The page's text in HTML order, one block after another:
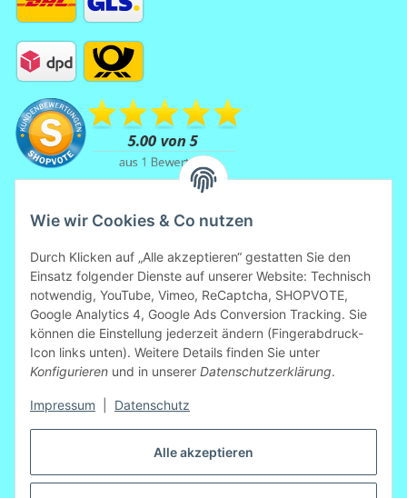
Alle akzeptieren
Wie wir Cookies & Co nutzen
Durch Klicken auf „Alle akzeptieren“ gestatten Sie den
Einsatz folgender Dienste auf unserer Website: Technisch
notwendig, YouTube, Vimeo, ReCaptcha, SHOPVOTE,
Google Analytics 4, Google Ads Conversion Tracking. Sie
können die Einstellung jederzeit ändern (Fingerabdruck-
Icon links unten). Weitere Details finden Sie unter
Konfigurieren und in unserer Datenschutzerklärung.
Impressum Datenschutz
Mitglied der Initiative "Fairness im
Handel".
Informationen zur Initiative:
https://www.fairness-im-handel.de
Vertrag widerrufen